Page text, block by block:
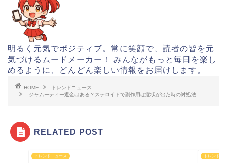
明るく元気でポジティブ。常に笑顔で、読者の皆を元
気づけるムードメーカー！ みんながもっと毎日を楽し
めるように、どんどん楽しい情報をお届けします。
HOME
トレンドニュース
ジャムーティー返金はある？ステロイドで副作用は症状が出た時の対処法
RELATED POST
トレンドニュース トレンドニ